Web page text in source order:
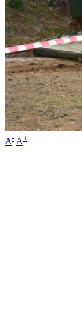
A- A+